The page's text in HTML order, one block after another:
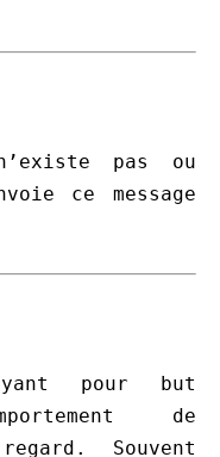
pas ou
ce message
pour but
de
Souvent